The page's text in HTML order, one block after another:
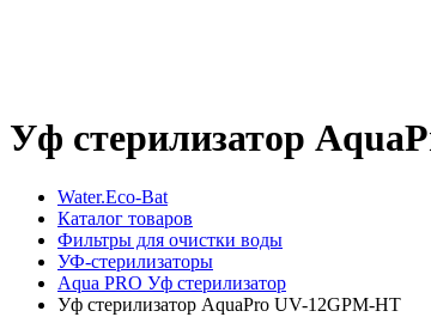
Уф стерилизатор
Water.Eco-Bat
Каталог товаров
Фильтры для очистки воды
УФ-стерилизаторы
Aqua PRO Уф стерилизатор
Уф стерилизатор AquaPro UV-12GPM-HT